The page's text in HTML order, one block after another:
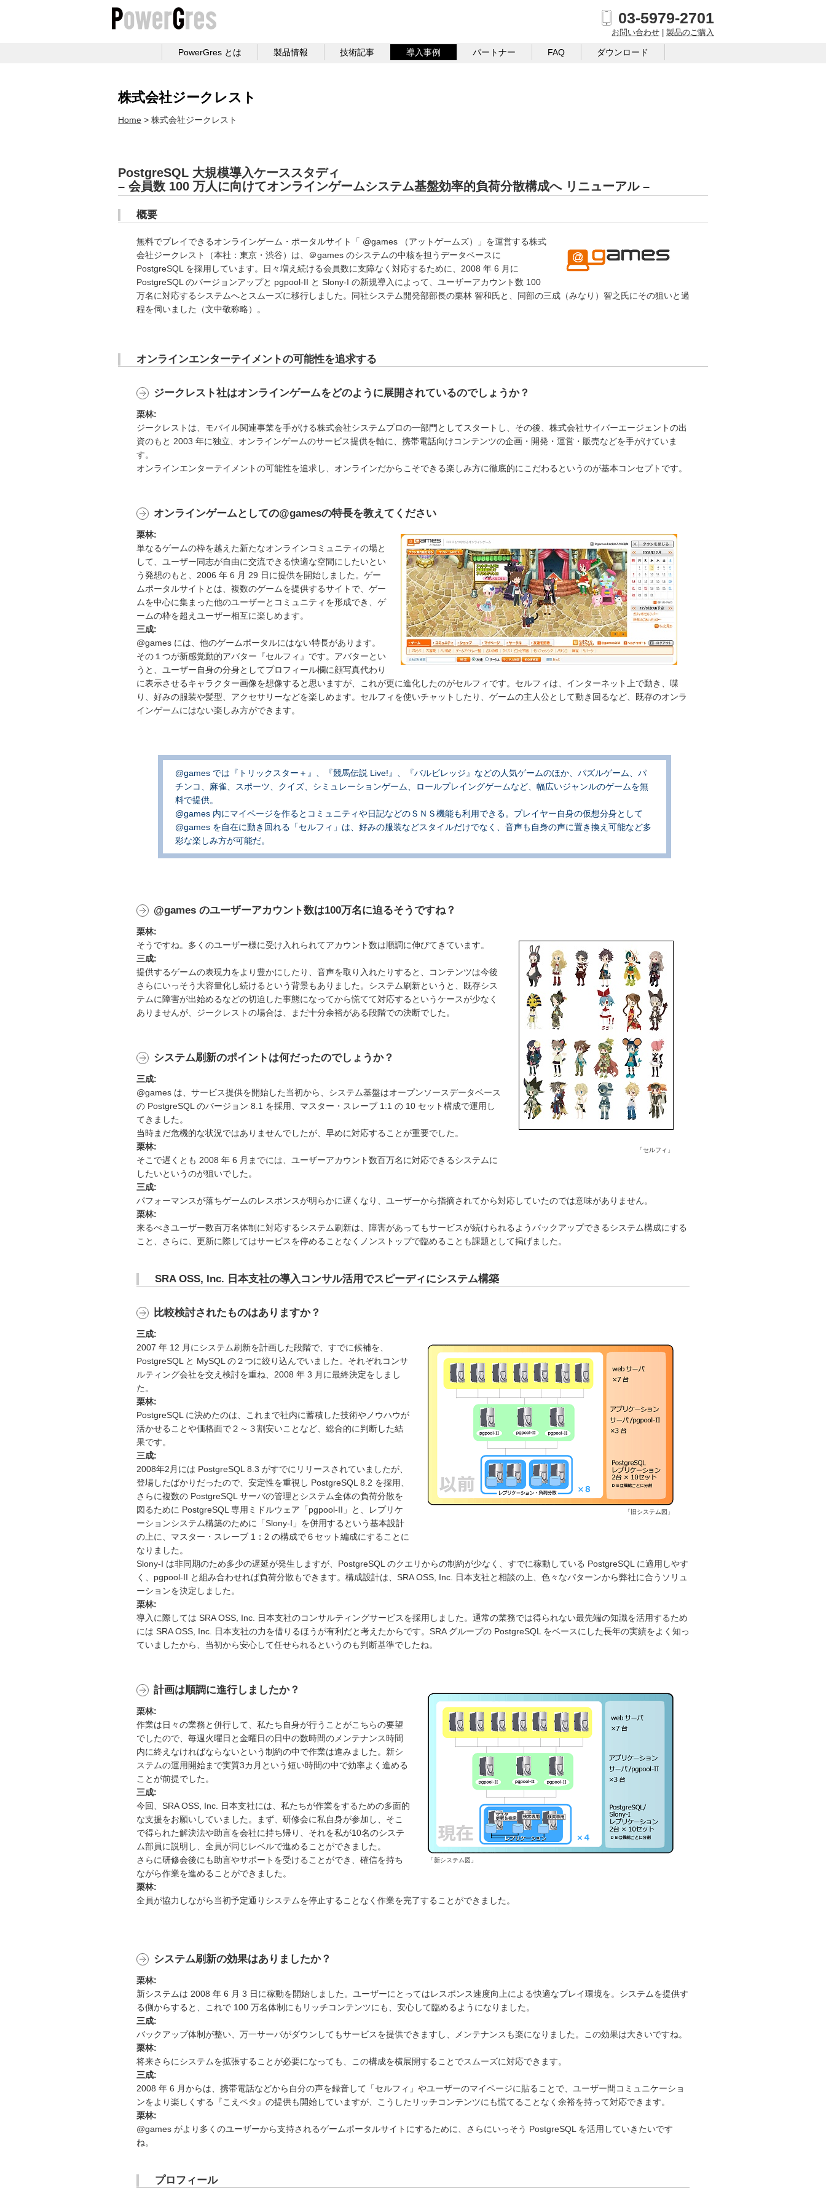
03-5979-2701
お問い合わせ 製品のご購入
PowerGres とは 製品情報 技術記事 導入事例 パートナー FAQ ダウンロード
株式会社ジークレスト
Home 株式会社ジークレスト
PostgreSQL 大規模導入ケーススタディ
– 会員数 100 万人に向けてオンラインゲームシステム基盤効率的負荷分散構成へ リニューアル –
概要
無料でプレイできるオンラインゲーム・ポータルサイト「 @games （アットゲームズ）」を運営する株式
会社ジークレスト（本社：東京・渋谷）は、＠games のシステムの中核を担うデータベースに
PostgreSQL を採用しています。日々増え続ける会員数に支障なく対応するために、2008 年 6 月に
PostgreSQL のバージョンアップと pgpool-II と Slony-I の新規導入によって、ユーザーアカウント数 100
万名に対応するシステムへとスムーズに移行しました。同社システム開発部部長の栗林 智和氏と、同部の三成（みなり）智之氏にその狙いと過
程を伺いました（文中敬称略）。
オンラインエンターテイメントの可能性を追求する
ジークレスト社はオンラインゲームをどのように展開されているのでしょうか？
栗林:
ジークレストは、モバイル関連事業を手がける株式会社システムプロの一部門としてスタートし、その後、株式会社サイバーエージェントの出
資のもと 2003 年に独立、オンラインゲームのサービス提供を軸に、携帯電話向けコンテンツの企画・開発・運営・販売などを手がけていま
す。
オンラインエンターテイメントの可能性を追求し、オンラインだからこそできる楽しみ方に徹底的にこだわるというのが基本コンセプトです。
オンラインゲームとしての@gamesの特長を教えてください
栗林:
単なるゲームの枠を越えた新たなオンラインコミュニティの場と
して、ユーザー同志が自由に交流できる快適な空間にしたいとい
う発想のもと、2006 年 6 月 29 日に提供を開始しました。ゲー
ムポータルサイトとは、複数のゲームを提供するサイトで、ゲー
ムを中心に集まった他のユーザーとコミュニティを形成でき、ゲ
ームの枠を超えユーザー相互に楽しめます。
三成:
@games には、他のゲームポータルにはない特長があります。
その１つが新感覚動的アバター『セルフィ』です。アバターとい
うと、ユーザー自身の分身としてプロフィール欄に顔写真代わり
に表示させるキャラクター画像を想像すると思いますが、これが更に進化したのがセルフィです。セルフィは、インターネット上で動き、喋
り、好みの服装や髪型、アクセサリーなどを楽しめます。セルフィを使いチャットしたり、ゲームの主人公として動き回るなど、既存のオンラ
インゲームにはない楽しみ方ができます。
@games では『トリックスター＋』、『競馬伝説 Live!』、『バルビレッジ』などの人気ゲームのほか、パズルゲーム、パ
チンコ、麻雀、スポーツ、クイズ、シミュレーションゲーム、ロールプレイングゲームなど、幅広いジャンルのゲームを無
料で提供。
@games 内にマイページを作るとコミュニティや日記などのＳＮＳ機能も利用できる。プレイヤー自身の仮想分身として
@games を自在に動き回れる「セルフィ」は、好みの服装などスタイルだけでなく、音声も自身の声に置き換え可能など多
彩な楽しみ方が可能だ。
@games のユーザーアカウント数は100万名に迫るそうですね？
「セルフィ」
栗林:
そうですね。多くのユーザー様に受け入れられてアカウント数は順調に伸びてきています。
三成:
提供するゲームの表現力をより豊かにしたり、音声を取り入れたりすると、コンテンツは今後
さらにいっそう大容量化し続けるという背景もありました。システム刷新というと、既存シス
テムに障害が出始めるなどの切迫した事態になってから慌てて対応するというケースが少なく
ありませんが、ジークレストの場合は、まだ十分余裕がある段階での決断でした。
システム刷新のポイントは何だったのでしょうか？
三成:
@games は、サービス提供を開始した当初から、システム基盤はオープンソースデータベース
の PostgreSQL のバージョン 8.1 を採用、マスター・スレーブ 1:1 の 10 セット構成で運用し
てきました。
当時まだ危機的な状況ではありませんでしたが、早めに対応することが重要でした。
栗林:
そこで遅くとも 2008 年 6 月までには、ユーザーアカウント数百万名に対応できるシステムに
したいというのが狙いでした。
三成:
パフォーマンスが落ちゲームのレスポンスが明らかに遅くなり、ユーザーから指摘されてから対応していたのでは意味がありません。
栗林:
来るべきユーザー数百万名体制に対応するシステム刷新は、障害があってもサービスが続けられるようバックアップできるシステム構成にする
こと、さらに、更新に際してはサービスを停めることなくノンストップで臨めることも課題として掲げました。
SRA OSS, Inc. 日本支社の導入コンサル活用でスピーディにシステム構築
比較検討されたものはありますか？
「旧システム図」
三成:
2007 年 12 月にシステム刷新を計画した段階で、すでに候補を、
PostgreSQL と MySQL の２つに絞り込んでいました。それぞれコンサ
ルティング会社を交え検討を重ね、2008 年 3 月に最終決定をしまし
た。
栗林:
PostgreSQL に決めたのは、これまで社内に蓄積した技術やノウハウが
活かせることや価格面で２～３割安いことなど、総合的に判断した結
果です。
三成:
2008年2月には PostgreSQL 8.3 がすでにリリースされていましたが、
登場したばかりだったので、安定性を重視し PostgreSQL 8.2 を採用、
さらに複数の PostgreSQL サーバの管理とシステム全体の負荷分散を
図るために PostgreSQL 専用ミドルウェア「pgpool-II」と、レプリケ
ーションシステム構築のために「Slony-I」を併用するという基本設計
の上に、マスター・スレーブ 1：2 の構成で６セット編成にすることに
なりました。
Slony-I は非同期のため多少の遅延が発生しますが、PostgreSQL のクエリからの制約が少なく、すでに稼動している PostgreSQL に適用しやす
く、pgpool-II と組み合わせれば負荷分散もできます。構成設計は、SRA OSS, Inc. 日本支社と相談の上、色々なパターンから弊社に合うソリュ
ーションを決定しました。
栗林:
導入に際しては SRA OSS, Inc. 日本支社のコンサルティングサービスを採用しました。通常の業務では得られない最先端の知識を活用するため
には SRA OSS, Inc. 日本支社の力を借りるほうが有利だと考えたからです。SRA グループの PostgreSQL をベースにした長年の実績をよく知っ
ていましたから、当初から安心して任せられるというのも判断基準でしたね。
「新システム図」
計画は順調に進行しましたか？
栗林:
作業は日々の業務と併行して、私たち自身が行うことがこちらの要望
でしたので、毎週火曜日と金曜日の日中の数時間のメンテナンス時間
内に終えなければならないという制約の中で作業は進みました。新シ
ステムの運用開始まで実質3カ月という短い時間の中で効率よく進める
ことが前提でした。
三成:
今回、SRA OSS, Inc. 日本支社には、私たちが作業をするための多面的
な支援をお願いしていました。まず、研修会に私自身が参加し、そこ
で得られた解決法や助言を会社に持ち帰り、それを私が10名のシステ
ム部員に説明し、全員が同じレベルで進めることができました。
さらに研修会後にも助言やサポートを受けることができ、確信を持ち
ながら作業を進めることができました。
栗林:
全員が協力しながら当初予定通りシステムを停止することなく作業を完了することができました。
システム刷新の効果はありましたか？
栗林:
新システムは 2008 年 6 月 3 日に稼動を開始しました。ユーザーにとってはレスポンス速度向上による快適なプレイ環境を。システムを提供す
る側からすると、これで 100 万名体制にもリッチコンテンツにも、安心して臨めるようになりました。
三成:
バックアップ体制が整い、万一サーバがダウンしてもサービスを提供できますし、メンテナンスも楽になりました。この効果は大きいですね。
栗林:
将来さらにシステムを拡張することが必要になっても、この構成を横展開することでスムーズに対応できます。
三成:
2008 年 6 月からは、携帯電話などから自分の声を録音して「セルフィ」やユーザーのマイページに貼ることで、ユーザー間コミュニケーショ
ンをより楽しくする『こえペタ』の提供も開始していますが、こうしたリッチコンテンツにも慌てることなく余裕を持って対応できます。
栗林:
@games がより多くのユーザーから支持されるゲームポータルサイトにするために、さらにいっそう PostgreSQL を活用していきたいです
ね。
プロフィール